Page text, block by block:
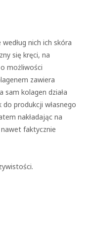
nich ich skóra
się kręci, na
możliwości
zawiera
kolagen działa
produkcji własnego
nakładając na
faktycznie